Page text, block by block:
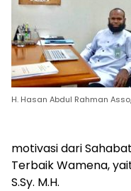
H. Hasan Abdul Rahman Asso,
motivasi dari
Terbaik Wamena,
S.Sy. M.H.